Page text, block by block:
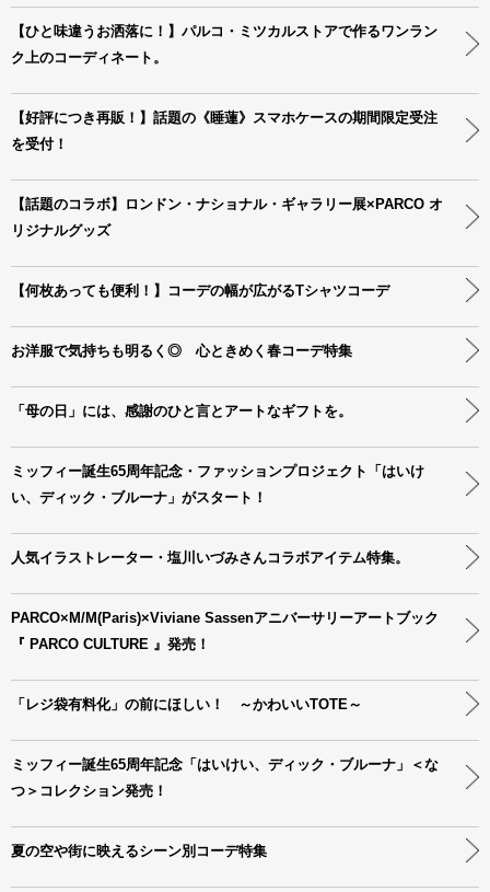
【ひと味違うお洒落に！】パルコ・ミツカルストアで作るワンラン
ク上のコーディネート。
【好評につき再販！】話題の《睡蓮》スマホケースの期間限定受注
を受付！
【話題のコラボ】ロンドン・ナショナル・ギャラリー展×PARCO オ
リジナルグッズ
【何枚あっても便利！】コーデの幅が広がるTシャツコーデ
お洋服で気持ちも明るく◎ 心ときめく春コーデ特集
「母の日」には、感謝のひと言とアートなギフトを。
ミッフィー誕生65周年記念・ファッションプロジェクト「はいけ
い、ディック・ブルーナ」がスタート！
人気イラストレーター・塩川いづみさんコラボアイテム特集。
PARCO×M/M(Paris)×Viviane Sassenアニバーサリーアートブック
『 PARCO CULTURE 』発売！
「レジ袋有料化」の前にほしい！ ～かわいいTOTE～
ミッフィー誕生65周年記念「はいけい、ディック・ブルーナ」＜な
つ＞コレクション発売！
夏の空や街に映えるシーン別コーデ特集